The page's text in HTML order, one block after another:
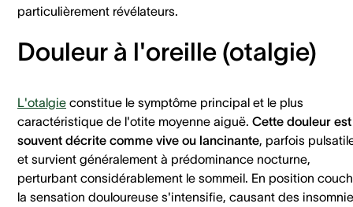
particulièrement révélateurs.
Douleur à l'oreille (otalgie)
L'otalgie constitue le symptôme principal et le plus
caractéristique de l'otite moyenne aiguë. Cette douleur est
souvent décrite comme vive ou lancinante, parfois
et survient généralement à prédominance nocturne,
perturbant considérablement le sommeil. En position
la sensation douloureuse s'intensifie, causant des